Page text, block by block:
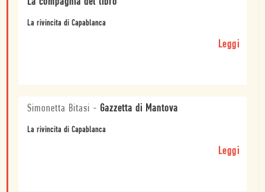
La rivincita di Capablanca
Leggi
Simonetta Bitasi - Gazzetta di Mantova
La rivincita di Capablanca
Leggi